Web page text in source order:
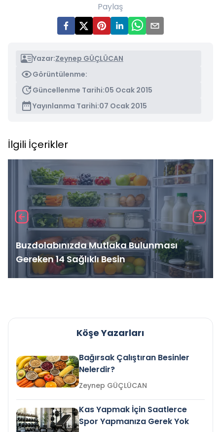
Paylaş
Yazar:Zeynep GÜÇLÜCAN
Görüntülenme:
Güncellenme Tarihi:05 Ocak 2015
Yayınlanma Tarihi:07 Ocak 2015
İlgili İçerikler
Buzdolabınızda Mutlaka Bulunması
Gereken 14 Sağlıklı Besin
Köşe Yazarları
Bağırsak Çalıştıran Besinler
Nelerdir?
Zeynep GÜÇLÜCAN
Kas Yapmak İçin Saatlerce
Spor Yapmanıza Gerek Yok